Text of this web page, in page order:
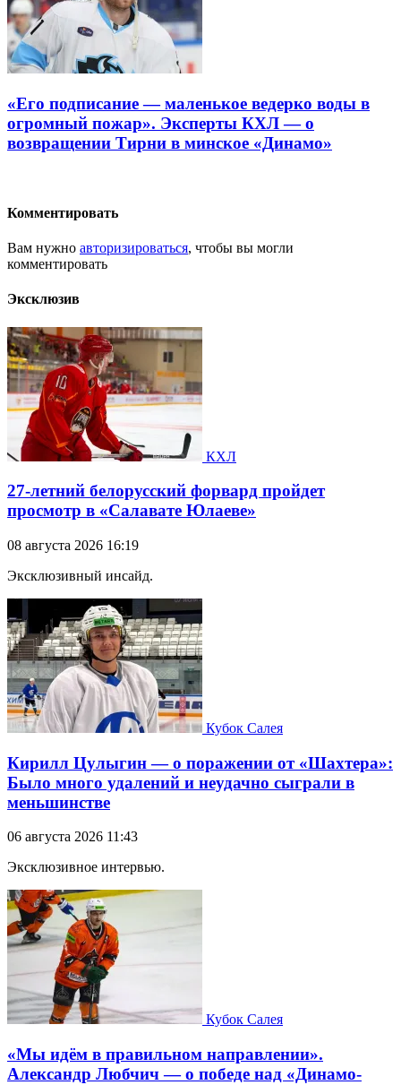
«Его подписание — маленькое ведерко воды в
огромный пожар». Эксперты КХЛ — о
возвращении Тирни в минское «Динамо»
Комментировать
Вам нужно авторизироваться, чтобы вы могли
комментировать
Эксклюзив
КХЛ
27-летний белорусский форвард пройдет
просмотр в «Салавате Юлаеве»
08 августа 2026 16:19
Эксклюзивный инсайд.
Кубок Салея
Кирилл Цулыгин — о поражении от «Шахтера»:
Было много удалений и неудачно сыграли в
меньшинстве
06 августа 2026 11:43
Эксклюзивное интервью.
Кубок Салея
«Мы идём в правильном направлении».
Александр Любчич — о победе над «Динамо-